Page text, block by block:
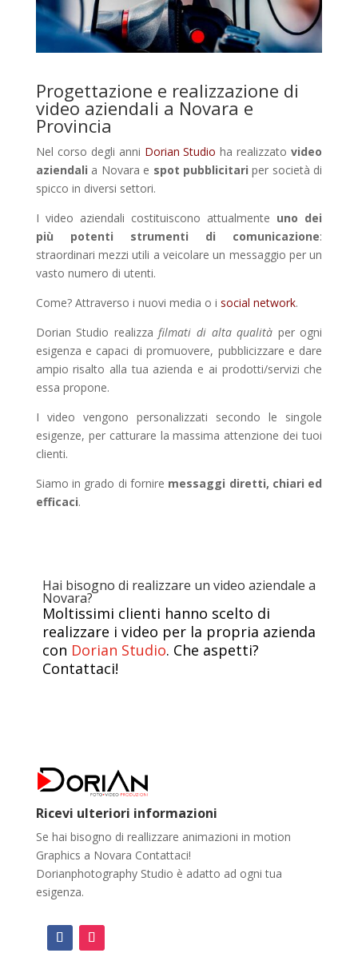
Progettazione e realizzazione di
video aziendali a Novara e
Provincia
Nel corso degli anni Dorian Studio ha realizzatovideo
aziendali a Novara e spot pubblicitari per società di
spicco in diversi settori.
I video aziendali costituiscono attualmente uno dei
più potenti strumenti di comunicazione:
straordinari mezzi utili a veicolare un messaggio per un
vasto numero di utenti.
Come? Attraverso i nuovi media o i social network.
Dorian Studio realizza filmati di alta qualità per ogni
esigenza e capaci di promuovere, pubblicizzare e dare
ampio risalto alla tua azienda e ai prodotti/servizi che
essa propone.
I video vengono personalizzati secondo le singole
esigenze, per catturare la massima attenzione dei tuoi
clienti.
Siamo in grado di fornire messaggi diretti, chiari ed
efficaci.
Hai bisogno di realizzare un video aziendale a
Novara?
Moltissimi clienti hanno scelto di
realizzare i video per la propria azienda
con Dorian Studio. Che aspetti?
Contattaci!
Ricevi ulteriori informazioni
Se hai bisogno di reallizzare animazioni in motion
Graphics a Novara Contattaci!
Dorianphotography Studio è adatto ad ogni tua
esigenza.